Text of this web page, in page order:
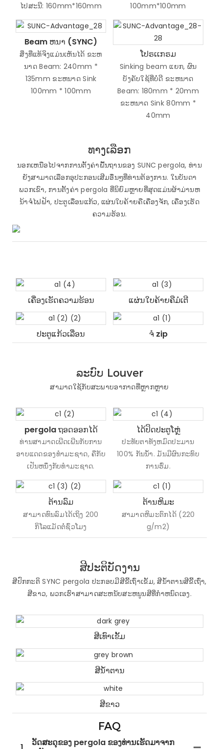
ໄປສະນີ: 160mm*160mm
100mm*100mm
Beam ຫນາ (SYNC)
ສິ່ງທີ່ແທ້ຈິງແມ່ນເຫັນໄດ້ ຂະຫ
ນາດ Beam: 240mm *
135mm ຂະຫນາດ Sink
100mm * 100mm
ໂປຣເເກຣມ
Sinking beam ແຍກ, ຜົນ
ບັງຄັບໃຊ້ທີ່ບໍ່ດີ ຂະຫນາດ
Beam: 180mm * 20mm
ຂະຫນາດ Sink 80mm *
40mm
ທາງເລືອກ
ນອກເຫນືອໄປຈາກການຕັ້ງຄ່າພື້ນຖານຂອງ SUNC pergola, ທ່ານ
ຍັງສາມາດເລືອກອຸປະກອນເສີມອື່ນໆທີ່ທ່ານຕ້ອງການ. ໃນບັນດາ
ພວກເຂົາ, ການຕັ້ງຄ່າ pergola ທີ່ນິຍົມຫຼາຍທີ່ສຸດແມ່ນຜ້າມ່ານຫ
ນ້າຈໍໄຟຟ້າ, ປະຕູເລື່ອນແກ້ວ, ແຜ່ນໃບຄ້າຍຄືເຄື່ອງຈັກ, ເຄື່ອງເຮັດ
ຄວາມຮ້ອນ.
ເຄື່ອງເຮັດຄວາມຮ້ອນ ແຜ່ນໃບຄ້າຍຄືມໍເຕີ
ປະຕູແກ້ວເລື່ອນ ຈໍ zip
ລະບົບ Louver
ສາມາດໃຊ້ກັບສະພາບອາກາດທີ່ຫຼາກຫຼາຍ
pergola ຖອດອອກໄດ້
ທ່ານສາມາດເພີດເພີນກັບການ
ອາບແດດຂອງທໍາມະຊາດ, ຄືກັບ
ເປັນຫນຶ່ງກັບທໍາມະຊາດ.
ໄດ້ປິດປະຕູໂຫຼ່
ປະທັບຕາທັງຫມົດປະມານ
100% ກັນນ້ໍາ. ມັນມີຜົນກະທົບ
ການຮົ່ມ.
ຕ້ານລົມ
ສາມາດທົນລົມໄດ້ເຖິງ 200
ກິໂລແມັດຕໍ່ຊົ່ວໂມງ
ຕ້ານຫິມະ
ສາມາດຫິມະຕົກໄດ້ (220
g/m2)
ສີປະຕິບັດງານ
ສີປົກກະຕິ SYNC pergola ປະກອບມີສີຂີ້ເຖົ່າເຂັ້ມ, ສີນ້ໍາຕານສີຂີ້ເຖົ່າ,
ສີຂາວ, ພວກເຮົາສາມາດສະຫນັບສະຫນູນສີທີ່ກໍາຫນົດເອງ.
ສີເທົາເຂັ້ມ
ສີນ້ໍາຕານ
ສີຂາວ
FAQ
ວັດສະດຸຂອງ pergola ຂອງທ່ານເຮັດມາຈາກ